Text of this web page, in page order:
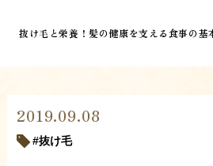
抜け毛と栄養！髪の健康を支える食事の基
2019.09.08
抜け毛